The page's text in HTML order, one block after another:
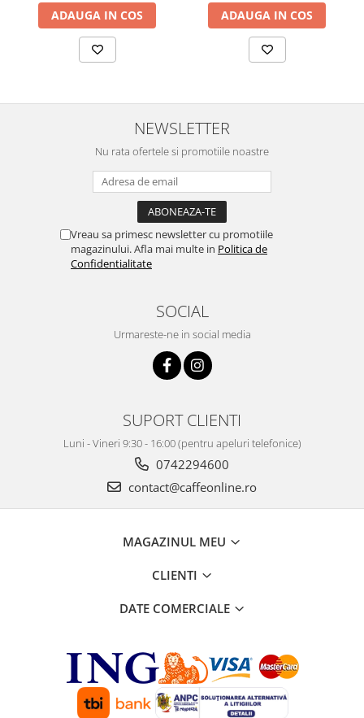
ADAUGA IN COS ADAUGA IN COS
NEWSLETTER
Nu rata ofertele si promotiile noastre
Vreau sa primesc newsletter cu promotiile
magazinului. Afla mai multe in Politica de
Confidentialitate
SOCIAL
Urmareste-ne in social media
SUPORT CLIENTI
Luni - Vineri 9:30 - 16:00 (pentru apeluri telefonice)
0742294600
contact@caffeonline.ro
MAGAZINUL MEU
CLIENTI
DATE COMERCIALE